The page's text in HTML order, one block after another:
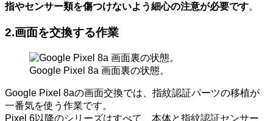
指やセンサー類を傷つけないよう細心の注意が必要です。
2.画面を交換する作業
Google Pixel 8a 画面裏の状態。
Google Pixel 8aの画面交換では、指紋認証パーツの移植が
一番気を使う作業です。
Pixel 6以降のシリーズはすべて、本体と指紋認証センサー